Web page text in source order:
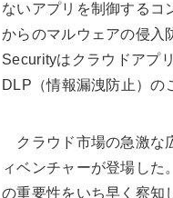
ないアプリを制御するコ
からのマルウェアの侵入
Securityはクラウドアプ
DLP（情報漏洩防止）の
クラウド市場の急激な
ィベンチャーが登場し
の重要性をいち早く察知